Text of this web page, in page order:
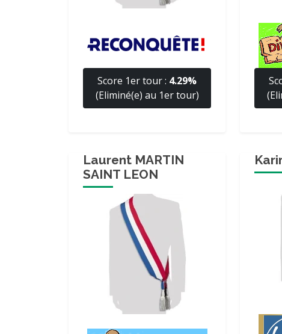
Score 1er tour : 4.29%
(Eliminé(e) au 1er tour)
Laurent MARTIN
SAINT LEON